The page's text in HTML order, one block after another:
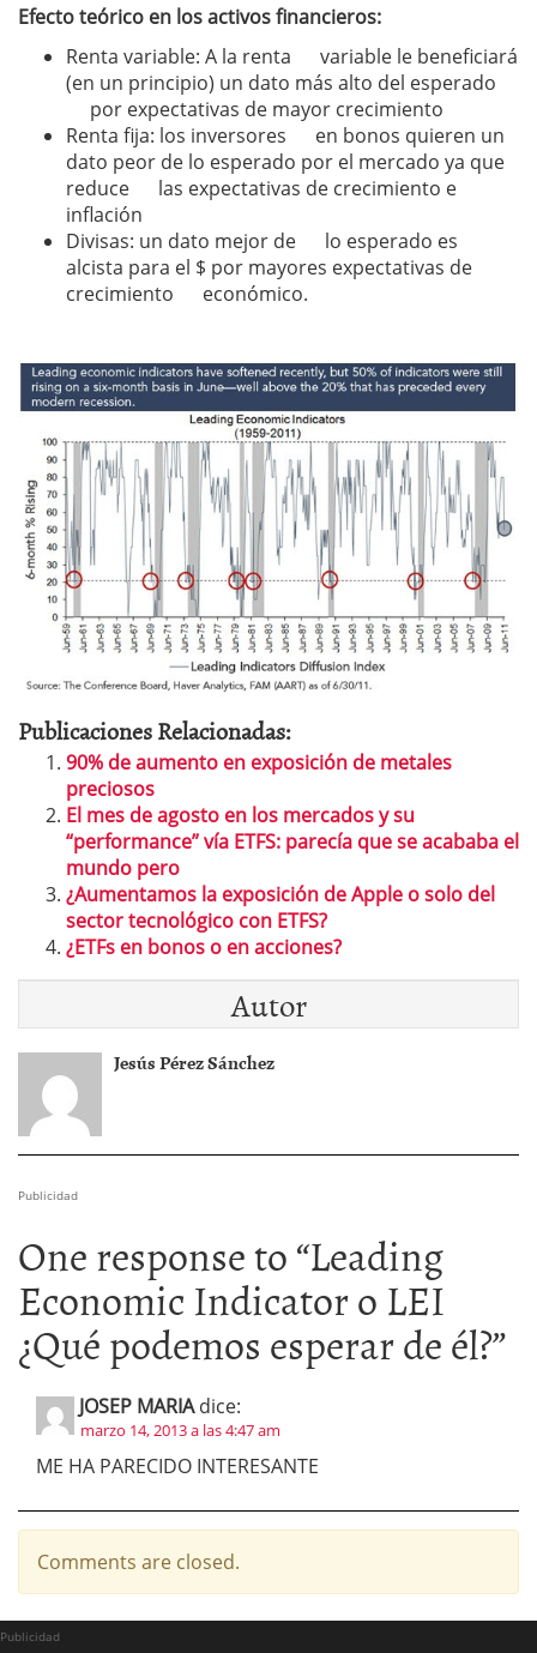
Efecto teórico en los activos financieros:
Renta variable: A la renta variable le beneficiará
(en un principio) un dato más alto del esperado
por expectativas de mayor crecimiento
Renta fija: los inversores en bonos quieren un
dato peor de lo esperado por el mercado ya que
reduce las expectativas de crecimiento e
inflación
Divisas: un dato mejor de lo esperado es
alcista para el $ por mayores expectativas de
crecimiento económico.
Publicaciones Relacionadas:
90% de aumento en exposición de metales
preciosos
El mes de agosto en los mercados y su
“performance” vía ETFS: parecía que se acababa el
mundo pero
¿Aumentamos la exposición de Apple o solo del
sector tecnológico con ETFS?
¿ETFs en bonos o en acciones?
Autor
Jesús Pérez Sánchez
Publicidad
One response to “Leading
Economic Indicator o LEI
¿Qué podemos esperar de él?”
JOSEP MARIA dice:
marzo 14, 2013 a las 4:47 am
ME HA PARECIDO INTERESANTE
Comments are closed.
Publicidad